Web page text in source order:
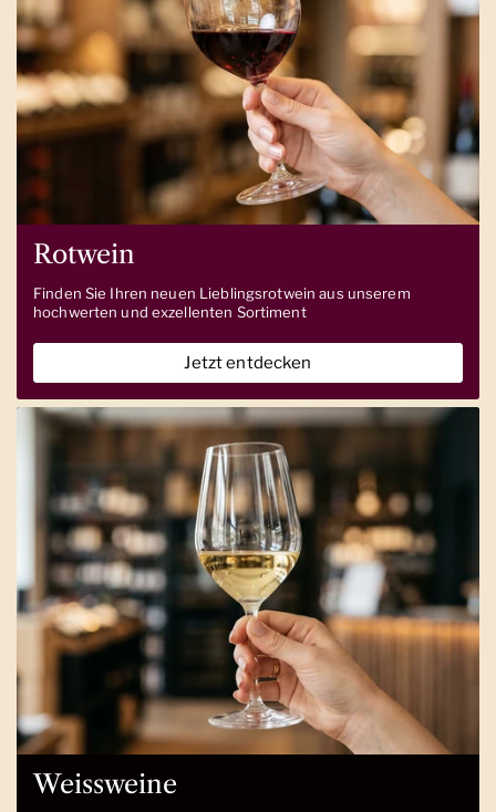
Rotwein
Finden Sie Ihren neuen Lieblingsrotwein aus unserem
hochwerten und exzellenten Sortiment
Jetzt entdecken
Weissweine